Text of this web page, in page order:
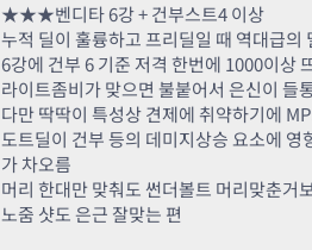
★★★벤디타 6강 + 건부스트4 이상
누적 딜이 훌륭하고 프리딜일 때 역대급의
6강에 건부 6 기준 저격 한번에 1000이상
라이트좀비가 맞으면 불붙어서 은신이 들
다만 딱딱이 특성상 견제에 취약하기에
도트딜이 건부 등의 데미지상승 요소에
가 차오름
머리 한대만 맞춰도 썬더볼트 머리맞춘거
노줌 샷도 은근 잘맞는 편